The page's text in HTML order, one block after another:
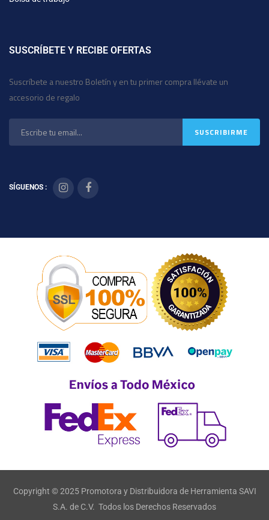
SUSCRÍBETE Y RECIBE OFERTAS
Suscríbete a nuestro Boletín y en tu primer compra llévate un
accesorio de regalo
SÍGUENOS :
Copyright © 2025 Promotora y Distribuidora de Herramienta SAVI
S.A. de C.V. Todos los Derechos Reservados